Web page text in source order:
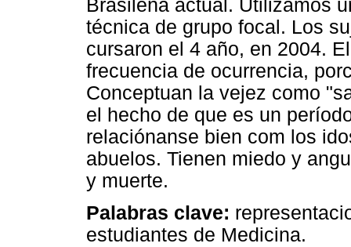
Brasileña actual. Utilizamos
técnica de grupo focal. Los
cursaron el 4 año, en 2004.
frecuencia de ocurrencia,
Conceptuan la vejez como
el hecho de que es un
relaciónanse bien com los
abuelos. Tienen miedo y
y muerte.
Palabras clave:
estudiantes de Medicina.